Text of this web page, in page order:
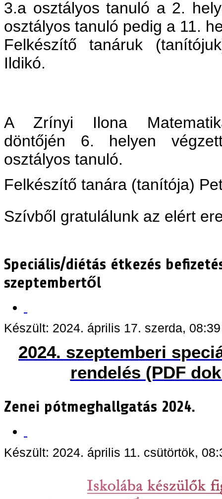
3.a osztályos tanuló a 2.
osztályos tanuló pedig a 11.
Felkészítő tanáruk
Ildikó.
A Zrínyi Ilona
döntőjén 6. helyen
osztályos tanuló.
Felkészítő tanára (tanítója)
Szívből gratulálunk az elért
Speciális/diétás étkezés
szeptembertől
Készült: 2024. április 17. szerda, 08:39
2024. szeptemberi
rendelés (PDF
Zenei pótmeghallgatás 2024.
Készült: 2024. április 11. csütörtök,